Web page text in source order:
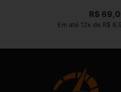
R$
Em até 12x de R$